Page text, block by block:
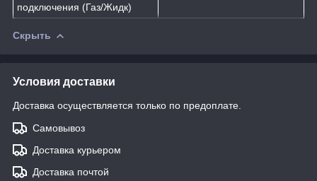
подключения (Газ/Жидк)
Скрыть
Условия доставки
Доставка осуществляется только по предоплате.
Самовывоз
Доставка курьером
Доставка почтой